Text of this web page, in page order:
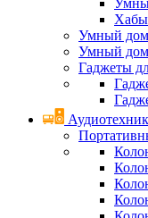
Хабы
Умный дом
Умный дом
Гаджеты